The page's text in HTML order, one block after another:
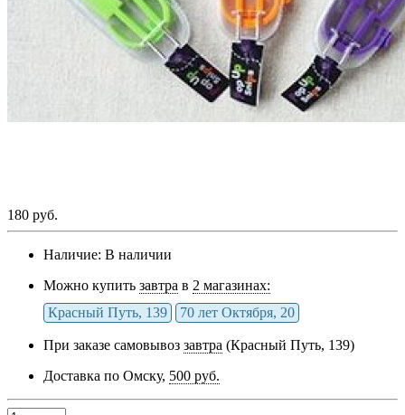
180 руб.
Наличие: В наличии
Можно купить завтра в 2 магазинах:
Красный Путь, 139
70 лет Октября, 20
При заказе самовывоз завтра (Красный Путь, 139)
Доставка по Омску, 500 руб.